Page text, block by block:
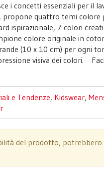
i concetti essenziali per il
quattro temi colore
ispirazionale, 7 colori
colore originale in
(10 x 10 cm) per ogni
visiva dei colori.
e Tendenze, Kidswear,
del prodotto, potrebbero